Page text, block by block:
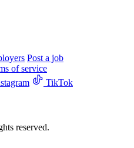
Post a job
of service
TikTok
reserved.